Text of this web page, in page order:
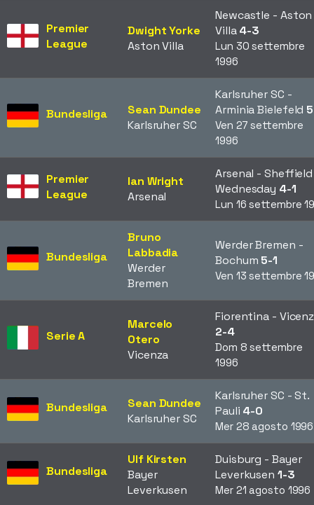
Premier
League
Dwight Yorke
Aston Villa
Newcastle - Aston
Villa4-3
Lun 30 settembre
1996
Bundesliga
Sean Dundee
Karlsruher SC
Karlsruher SC -
Arminia Bielefeld
Ven 27 settembre
1996
Premier
League
Ian Wright
Arsenal
Arsenal - Sheffield
Wednesday 4-1
Lun 16 settembre
Bundesliga
Bruno
Labbadia
Werder
Bremen
Werder Bremen -
Bochum 5-1
Ven 13 settembre
Serie A
Marcelo
Otero
Vicenza
Fiorentina -
2-4
Dom 8 settembre
1996
Bundesliga
Sean Dundee
Karlsruher SC
Karlsruher SC - St.
Pauli 4-0
Mer 28 agosto 1996
Bundesliga
Ulf Kirsten
Bayer
Leverkusen
Duisburg - Bayer
Leverkusen 1-3
Mer 21 agosto 1996